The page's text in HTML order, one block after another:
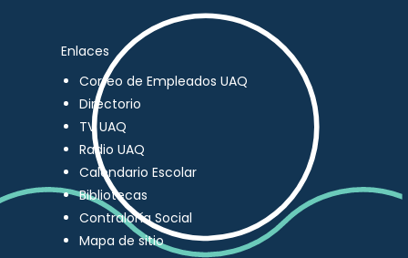
Enlaces
Correo de Empleados UAQ
Directorio
TV UAQ
Radio UAQ
Calendario Escolar
Bibliotecas
Contraloría Social
Mapa de sitio